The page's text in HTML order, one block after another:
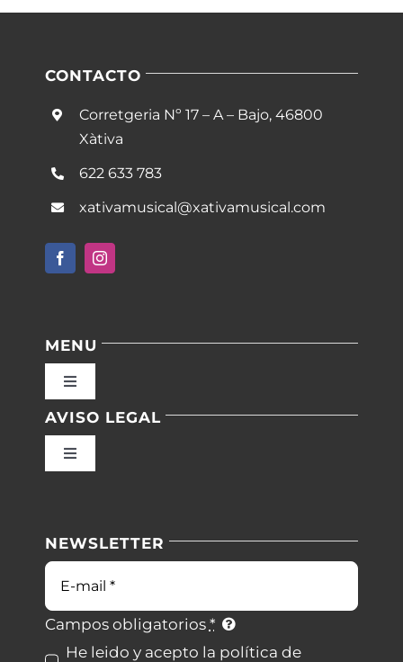
CONTACTO
Corretgeria Nº 17 – A – Bajo, 46800
Xàtiva
622 633 783
xativamusical@xativamusical.com
MENU
Toggle
Inicio
Blog
Contacto
AVISO LEGAL
Toggle
Condiciones de uso
Ley de cookies
NEWSLETTER
Correo
electrónico
Campos obligatorios *
He leido y acepto la política de